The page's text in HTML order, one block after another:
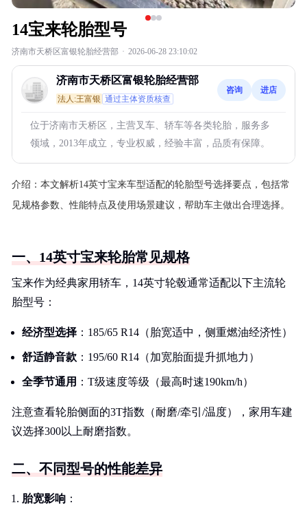
14宝来轮胎型号
济南市天桥区富银轮胎经营部 · 2026-06-28 23:10:02
济南市天桥区富银轮胎经营部
法人:王富银 通过主体资质核查
咨询 进店
位于济南市天桥区，主营叉车、轿车等各类轮胎，服务多
领域，2013年成立，专业权威，经验丰富，品质有保障。
介绍： 本文解析14英寸宝来车型适配的轮胎型号选择要点，包括常
见规格参数、性能特点及使用场景建议，帮助车主做出合理选择。
一、14英寸宝来轮胎常见规格
宝来作为经典家用轿车，14英寸轮毂通常适配以下主流轮
胎型号：
经济型选择 ：185/65 R14（胎宽适中，侧重燃油经济性）
舒适静音款 ：195/60 R14（加宽胎面提升抓地力）
全季节通用 ：T级速度等级（最高时速190km/h）
注意查看轮胎侧面的3T指数（耐磨/牵引/温度），家用车建
议选择300以上耐磨指数。
二、不同型号的性能差异
胎宽影响 ：